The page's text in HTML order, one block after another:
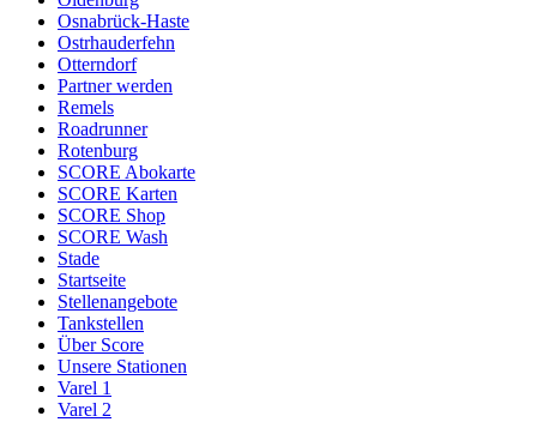
Osnabrück-Haste
Ostrhauderfehn
Otterndorf
Partner werden
Remels
Roadrunner
Rotenburg
SCORE Abokarte
SCORE Karten
SCORE Shop
SCORE Wash
Stade
Startseite
Stellenangebote
Tankstellen
Über Score
Unsere Stationen
Varel 1
Varel 2